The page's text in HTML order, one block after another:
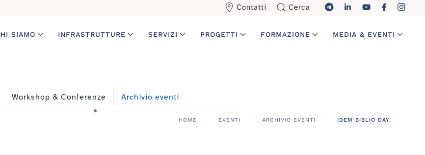
Contatti Cerca
SIAMO INFRASTRUTTURE SERVIZI PROGETTI FORMAZIONE MEDIA & EVENTI
Workshop & Conferenze Archivio eventi
HOME EVENTI ARCHIVIO EVENTI IDEM BIBLIO DAY